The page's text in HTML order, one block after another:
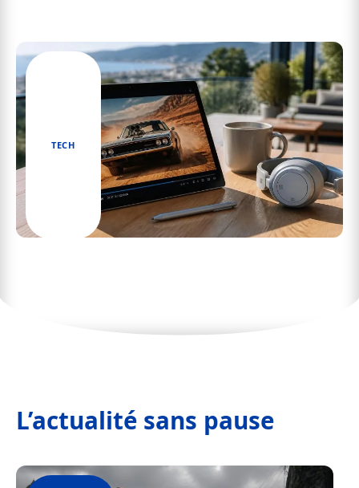
TECH
L’actualité sans pause